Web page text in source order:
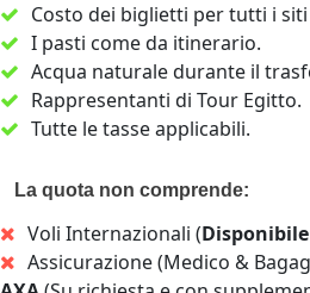
Costo dei biglietti per tutti i
I pasti come da itinerario.
Acqua naturale durante il
Rappresentanti di Tour Egitto.
Tutte le tasse applicabili.
La quota non comprende:
Voli Internazionali (
Assicurazione (Medico &